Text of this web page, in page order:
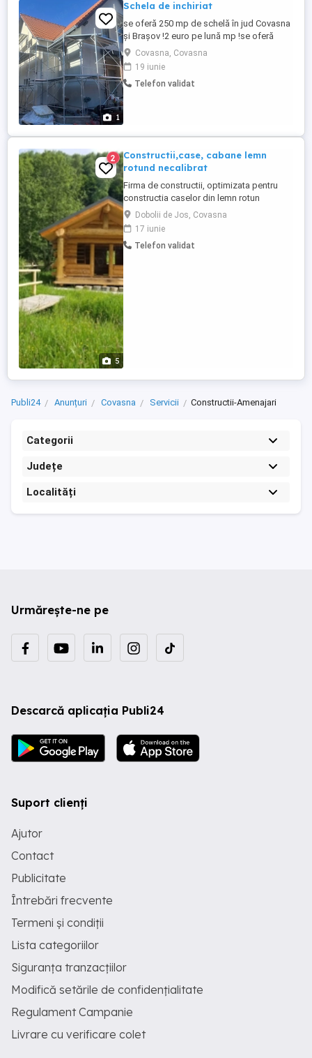
1
Schela de inchiriat
se oferă 250 mp de schelă în jud Covasna
și Brașov !2 euro pe lună mp !se oferă
transport și montaj la cerere!
Covasna, Covasna
19 iunie
Telefon validat
5
2
Constructii,case, cabane lemn
rotund necalibrat
Firma de constructii, optimizata pentru
constructia caselor din lemn rotun
necalibrat (Busteni de rasinoase).
Contractam lucrari pentru anul 2026.
Pentru mai lulte informatii telefon si
watsapp
Dobolii de Jos, Covasna
17 iunie
Telefon validat
Publi24 Anunțuri Covasna Servicii Constructii-Amenajari
Categorii
Județe
Localități
Urmărește-ne pe
Descarcă aplicația Publi24
Suport clienți
Ajutor
Contact
Publicitate
Întrebări frecvente
Termeni și condiții
Lista categoriilor
Siguranța tranzacțiilor
Modifică setările de confidențialitate
Regulament Campanie
Livrare cu verificare colet